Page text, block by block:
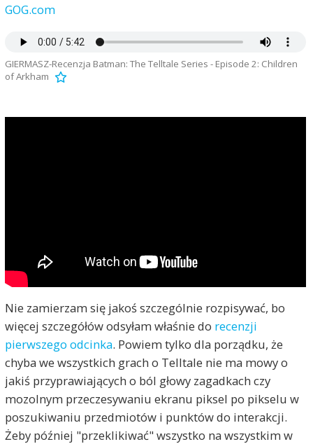
GOG.com
GIERMASZ-Recenzja Batman: The Telltale Series - Episode 2: Children
of Arkham
Nie zamierzam się jakoś szczególnie rozpisywać, bo
więcej szczegółów odsyłam właśnie do recenzji
pierwszego odcinka. Powiem tylko dla porządku, że
chyba we wszystkich grach o Telltale nie ma mowy o
jakiś przyprawiających o ból głowy zagadkach czy
mozolnym przeczesywaniu ekranu piksel po pikselu w
poszukiwaniu przedmiotów i punktów do interakcji.
Żeby później "przeklikiwać" wszystko na wszystkim w